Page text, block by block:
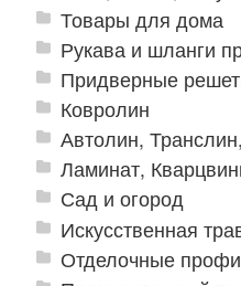
Товары для дома
Рукава и шланги
Придверные
Ковролин
Автолин,
Ламинат,
Сад и огород
Искусственная
Отделочные